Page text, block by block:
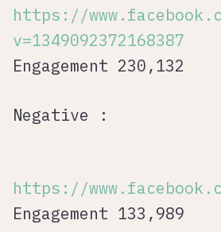
https://
v=1349092372168387
Engagement 230,132
Negative :
https://
Engagement 133,989